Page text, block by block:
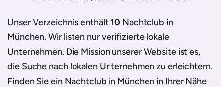
Unser Verzeichnis enthält10 Nachtclub in
München. Wir listen nur verifizierte lokale
Unternehmen. Die Mission unserer Website ist es,
die Suche nach lokalen Unternehmen zu erleichtern.
Finden Sie ein Nachtclub in München in Ihrer Nähe